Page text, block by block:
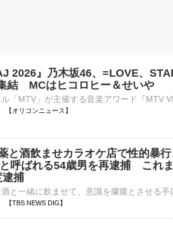
2026』乃木坂46、=LOVE、
結 MCはヒコロヒー＆せいや
オリコンニュース】
と酒飲ませカラオケ店で性的暴
呼ばれる54歳男を再逮捕 これ
逮捕
TBS NEWS DIG】